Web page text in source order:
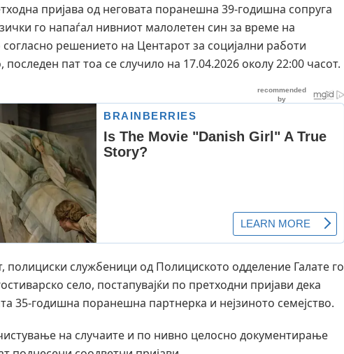
пријава од неговата поранешна 39-годишна сопруга
го напаѓал нивниот малолетен син за време на
согласно решението на Центарот за социјални работи
пат тоа се случило на 17.04.2026 околу 22:00 часот.
полициски службеници од Полициското одделение Галате го
село, постапувајќи по претходни пријави дека
35-годишна поранешна партнерка и нејзиното семејство.
на случаите и по нивно целосно документирање